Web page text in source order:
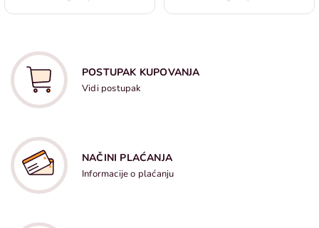
POSTUPAK KUPOVANJA
Vidi postupak
NAČINI PLAĆANJA
Informacije o plaćanju